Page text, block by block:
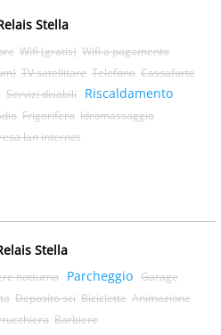
Stella
Wifi (gratis) Wifi a pagamento
TV satellitare Telefono Cassaforte
Servizi disabili Riscaldamento
Frigorifero Idromassaggio
lan internet
Stella
notturno Parcheggio Garage
Deposito sci Biciclette Animazione
Barbiere